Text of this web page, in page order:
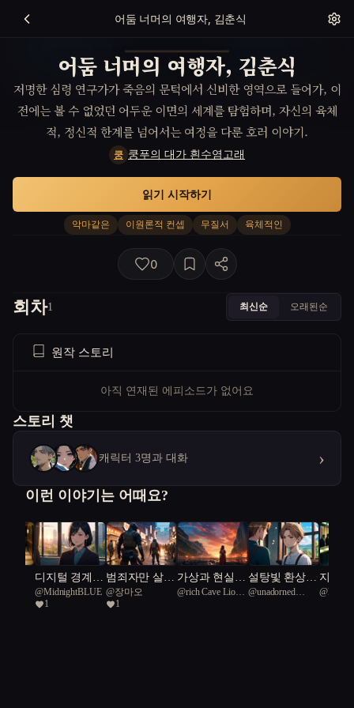
어둠 너머의 여행자, 김춘식
어둠 너머의 여행자, 김춘식
저명한 심령 연구가가 죽음의 문턱에서 신비한 영역으로 들어가, 이
전에는 볼 수 없었던 어두운 이면의 세계를 탐험하며, 자신의 육체
적, 정신적 한계를 넘어서는 여정을 다룬 호러 이야기.
쿵 쿵푸의 대가 흰수염고래
악마같은 이원론적 컨셉 무질서 육체적인
읽기 시작하기
0
회차1 최신순 오래된순
원작 스토리
아직 연재된 에피소드가 없어요
스토리 챗
캐릭터 3명과 대화 ›
이런 이야기는 어때요?
디지털 경계의
춤
@MidnightBLUE
1
범죄자만 살아
남을 수 있는
도시 : 워닝
@장마오
1
가상과 현실의
경계: 우주 재
@rich Cave Lion
설탕빛 환상에
갇힌 슬픔
@unadorned
지성
따라가
@